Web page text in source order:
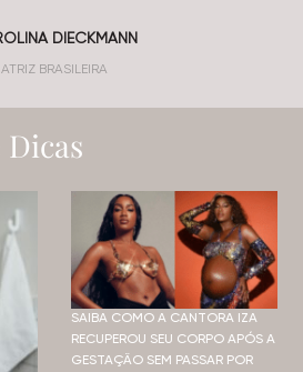
DIECKMANN
ATRIZ BRASILEIRA
SAIBA COMO A CANTORA IZA
RECUPEROU SEU CORPO APÓS A
GESTAÇÃO SEM PASSAR POR